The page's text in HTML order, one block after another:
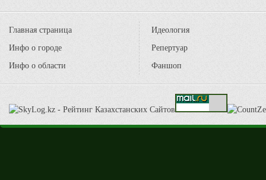
Главная страница
Инфо о городе
Инфо о области
Идеология
Репертуар
Фаншоп